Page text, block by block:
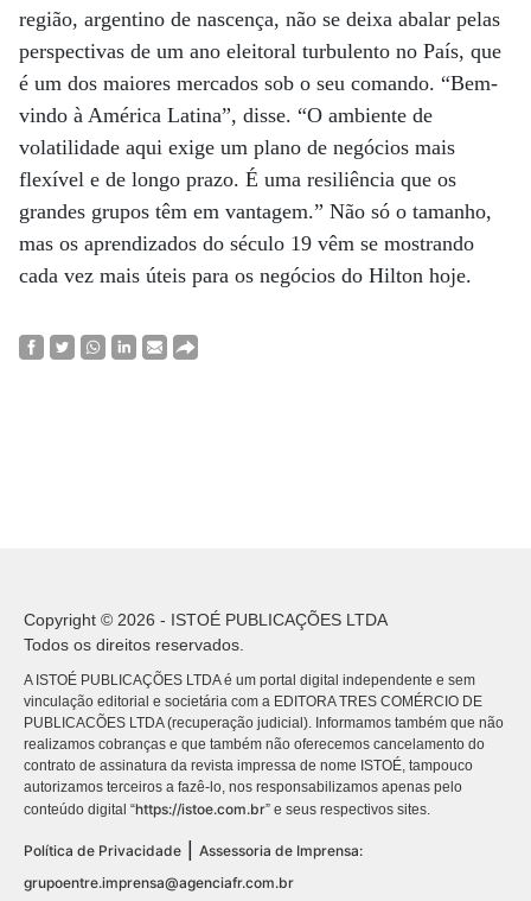
região, argentino de nascença, não se deixa abalar pelas
perspectivas de um ano eleitoral turbulento no País, que
é um dos maiores mercados sob o seu comando. “Bem-
vindo à América Latina”, disse. “O ambiente de
volatilidade aqui exige um plano de negócios mais
flexível e de longo prazo. É uma resiliência que os
grandes grupos têm em vantagem.” Não só o tamanho,
mas os aprendizados do século 19 vêm se mostrando
cada vez mais úteis para os negócios do Hilton hoje.
Copyright © 2026 - ISTOÉ PUBLICAÇÕES LTDA
Todos os direitos reservados.
A ISTOÉ PUBLICAÇÕES LTDA é um portal digital independente e sem
vinculação editorial e societária com a EDITORA TRES COMÉRCIO DE
PUBLICACÕES LTDA (recuperação judicial). Informamos também que não
realizamos cobranças e que também não oferecemos cancelamento do
contrato de assinatura da revista impressa de nome ISTOÉ, tampouco
autorizamos terceiros a fazê-lo, nos responsabilizamos apenas pelo
conteúdo digital “https://istoe.com.br” e seus respectivos sites.
Política de Privacidade
Assessoria de Imprensa:
grupoentre.imprensa@agenciafr.com.br